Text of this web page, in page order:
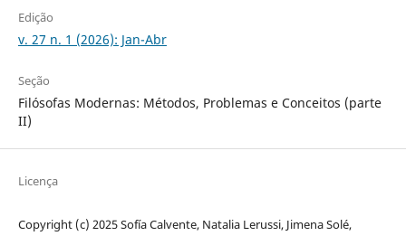
Edição
v. 27 n. 1 (2026): Jan-Abr
Seção
Filósofas Modernas: Métodos, Problemas e Conceitos (parte
II)
Licença
Copyright (c) 2025 Sofía Calvente, Natalia Lerussi, Jimena Solé,